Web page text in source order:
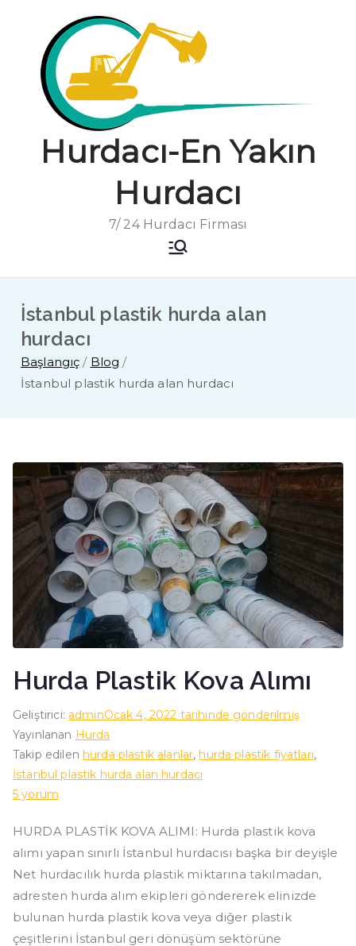
Hurdacı-En Yakın
Hurdacı
7/ 24 Hurdacı Firması
İstanbul plastik hurda alan
hurdacı
Başlangıç
Blog
İstanbul plastik hurda alan hurdacı
Hurda Plastik Kova Alımı
Geliştirici: adminOcak 4, 2022 tarihinde gönderilmiş
Yayınlanan Hurda
Takip edilen hurda plastik alanlar, hurda plastik fiyatları,
İstanbul plastik hurda alan hurdacı
Hurda
Kova
Alımı
için
5 yorum
HURDA PLASTİK KOVA ALIMI: Hurda plastik kova
alımı yapan sınırlı İstanbul hurdacısı başka bir deyişle
Net hurdacılık hurda plastik miktarına takılmadan,
adresten hurda alım ekipleri göndererek elinizde
bulunan hurda plastik kova veya diğer plastik
çeşitlerini İstanbul geri dönüşüm sektörüne